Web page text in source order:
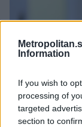
Information
If you wish to
processing of
targeted
section to